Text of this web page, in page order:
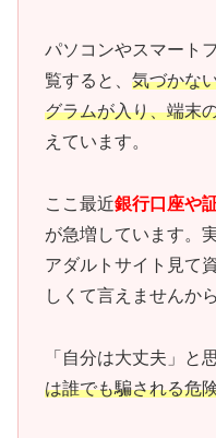
パソコンやスマート
覧すると、 気づかな
グラムが入り、端末
えています。
ここ最近銀行口座や
が急増しています。
アダルトサイト見て
しくて言えませんか
「自分は大丈夫」と
は誰でも騙される危